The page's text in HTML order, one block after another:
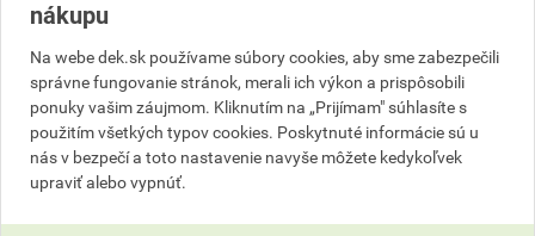
Popis
Bellamonte produkty sú špecifické rôznou výškou
jednotlivých prvkov, elegantným podlhovastým
formátom a sviežim povrchom, ktorý pripomína
vzhľad prírodného kameňa. Rôzne formáty
nákupu
Na webe dek.sk používame súbory cookies, aby sme zabezpečili
správne fungovanie stránok, merali ich výkon a prispôsobili
ponuky vašim záujmom. Kliknutím na „Prijímam" súhlasíte s
použitím všetkých typov cookies. Poskytnuté informácie sú u
nás v bezpečí a toto nastavenie navyše môžete kedykoľvek
upraviť alebo vypnúť.